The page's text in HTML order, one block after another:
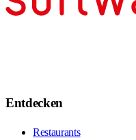
Entdecken
Restaurants